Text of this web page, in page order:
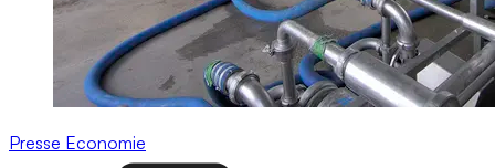
Presse Economie